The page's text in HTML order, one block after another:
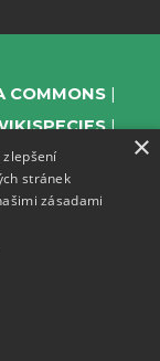
COMMONS
WIKIMANIA
×
stránek
zásadami